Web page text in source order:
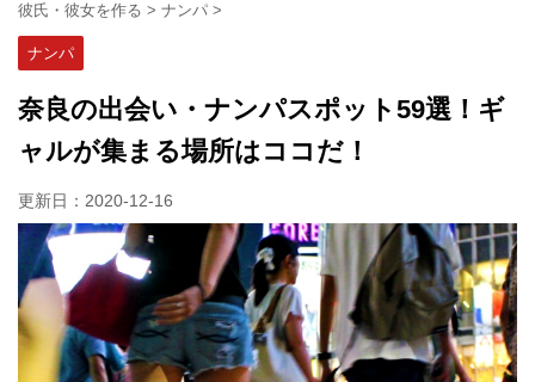
彼氏・彼女を作る > ナンパ >
ナンパ
奈良の出会い・ナンパスポット59選！ギ
ャルが集まる場所はココだ！
更新日： 2020-12-16